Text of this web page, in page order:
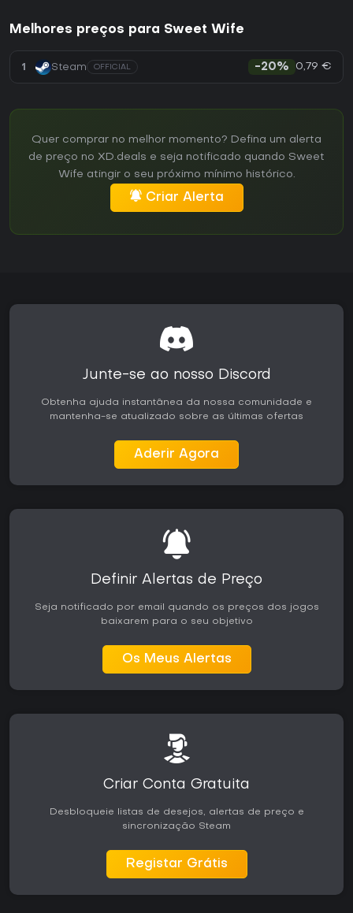
Melhores preços para Sweet Wife
1 Steam OFFICIAL -20% 0,79 €
Quer comprar no melhor momento? Defina um alerta
de preço no XD.deals e seja notificado quando Sweet
Wife atingir o seu próximo mínimo histórico.
Criar Alerta
Junte-se ao nosso Discord
Obtenha ajuda instantânea da nossa comunidade e
mantenha-se atualizado sobre as últimas ofertas
Aderir Agora
Definir Alertas de Preço
Seja notificado por email quando os preços dos jogos
baixarem para o seu objetivo
Os Meus Alertas
Criar Conta Gratuita
Desbloqueie listas de desejos, alertas de preço e
sincronização Steam
Registar Grátis